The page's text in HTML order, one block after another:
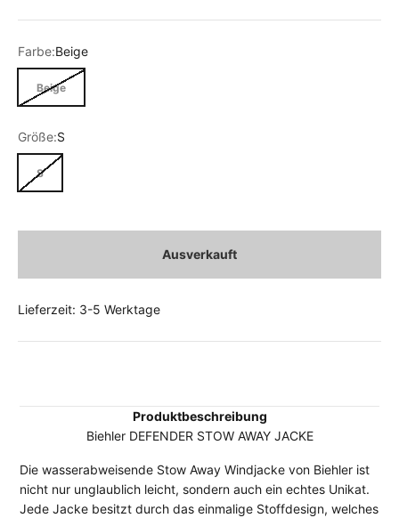
Farbe:Beige
Beige
Größe:S
S
Ausverkauft
Lieferzeit: 3-5 Werktage
Produktbeschreibung
Biehler DEFENDER STOW AWAY JACKE
Die wasserabweisende Stow Away Windjacke von Biehler ist
nicht nur unglaublich leicht, sondern auch ein echtes Unikat.
Jede Jacke besitzt durch das einmalige Stoffdesign, welches